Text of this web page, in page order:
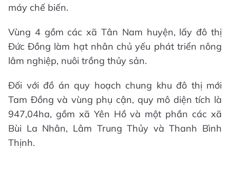
máy chế biến.
Vùng 4 gồm các xã Tân Nam huyện, lấy đô thị
Đức Đồng làm hạt nhân chủ yếu phát triển nông
lâm nghiệp, nuôi trồng thủy sản.
Đối với đồ án quy hoạch chung khu đô thị mới
Tam Đồng và vùng phụ cận, quy mô diện tích là
947,04ha, gồm xã Yên Hồ và một phần các xã
Bùi La Nhân, Lâm Trung Thủy và Thanh Bình
Thịnh.